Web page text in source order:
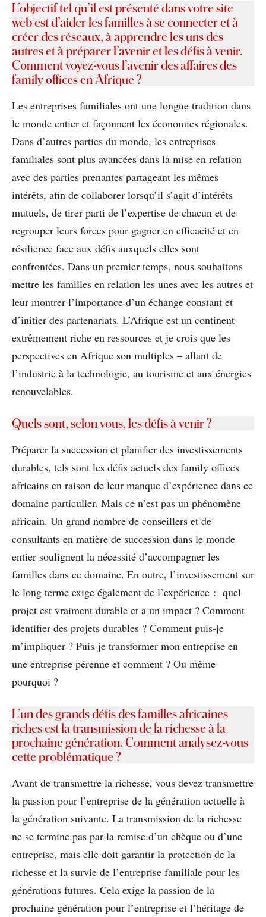
L’objectif tel qu’il est présenté dans votre site
web est d’aider les familles à se connecter et à
créer des réseaux, à apprendre les uns des
autres et à préparer l’avenir et les défis à venir.
Comment voyez-vous l’avenir des affaires des
family offices en Afrique ?
Les entreprises familiales ont une longue tradition dans
le monde entier et façonnent les économies régionales.
Dans d’autres parties du monde, les entreprises
familiales sont plus avancées dans la mise en relation
avec des parties prenantes partageant les mêmes
intérêts, afin de collaborer lorsqu’il s’agit d’intérêts
mutuels, de tirer parti de l’expertise de chacun et de
regrouper leurs forces pour gagner en efficacité et en
résilience face aux défis auxquels elles sont
confrontées. Dans un premier temps, nous souhaitons
mettre les familles en relation les unes avec les autres et
leur montrer l’importance d’un échange constant et
d’initier des partenariats. L’Afrique est un continent
extrêmement riche en ressources et je crois que les
perspectives en Afrique son multiples – allant de
l’industrie à la technologie, au tourisme et aux énergies
renouvelables.
Quels sont, selon vous, les défis à venir ?
Préparer la succession et planifier des investissements
durables, tels sont les défis actuels des family offices
africains en raison de leur manque d’expérience dans ce
domaine particulier. Mais ce n’est pas un phénomène
africain. Un grand nombre de conseillers et de
consultants en matière de succession dans le monde
entier soulignent la nécessité d’accompagner les
familles dans ce domaine. En outre, l’investissement sur
le long terme exige également de l’expérience : quel
projet est vraiment durable et a un impact ? Comment
identifier des projets durables ? Comment puis-je
m’impliquer ? Puis-je transformer mon entreprise en
une entreprise pérenne et comment ? Ou même
pourquoi ?
L’un des grands défis des familles africaines
riches est la transmission de la richesse à la
prochaine génération. Comment analysez-vous
cette problématique ?
Avant de transmettre la richesse, vous devez transmettre
la passion pour l’entreprise de la génération actuelle à
la génération suivante. La transmission de la richesse
ne se termine pas par la remise d’un chèque ou d’une
entreprise, mais elle doit garantir la protection de la
richesse et la survie de l’entreprise familiale pour les
générations futures. Cela exige la passion de la
prochaine génération pour l’entreprise et l’héritage de